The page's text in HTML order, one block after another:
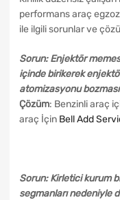
performans araç
ile ilgili sorunlar ve
Sorun: Enjektör
içinde birikerek
atomizasyonu
Çözüm: Benzinli araç
araç İçin Bell Add
Sorun: Kirletici kurum
segmanları nedeniyle